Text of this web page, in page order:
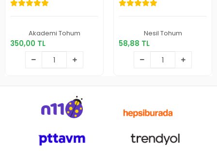
Akademi Tohum
350,00 TL
350,00 TL
Sepete Ekle
Nesil Tohum
58,88 TL
58,88 TL
Sepete Ekle